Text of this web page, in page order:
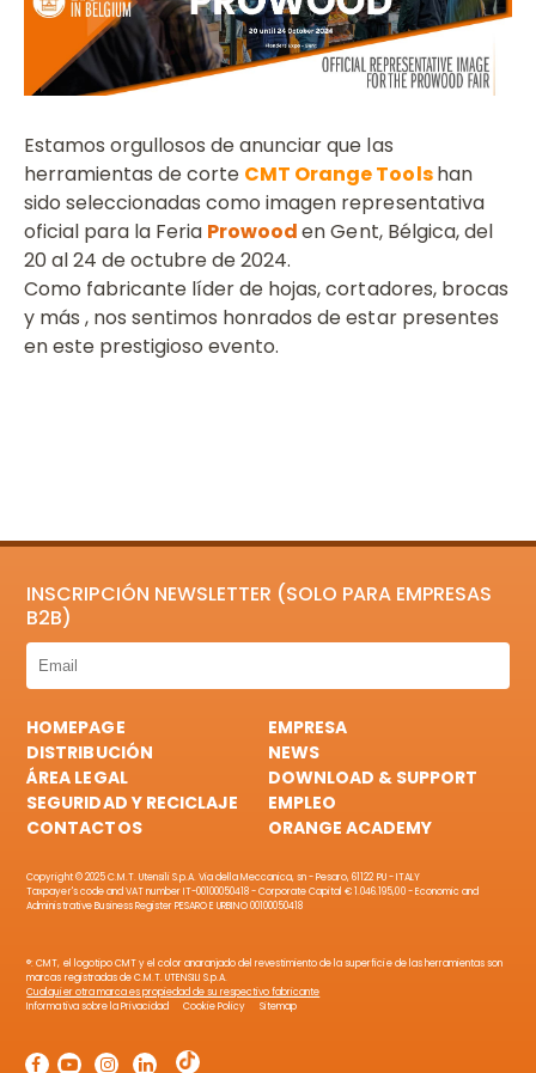
Estamos orgullosos de anunciar que las
herramientas de corte CMT Orange Toolshan
sido seleccionadas como imagen representativa
oficial para la Feria Prowooden Gent, Bélgica, del
20 al 24 de octubre de 2024.
Como fabricante líder de hojas, cortadores, brocas
y más , nos sentimos honrados de estar presentes
en este prestigioso evento.
INSCRIPCIÓN NEWSLETTER (SOLO PARA EMPRESAS
B2B)
HOMEPAGE
EMPRESA
DISTRIBUCIÓN
NEWS
ÁREA LEGAL
DOWNLOAD & SUPPORT
SEGURIDAD Y RECICLAJE
EMPLEO
CONTACTOS
ORANGE ACADEMY
Copyright © 2025 C.M.T. Utensili S.p.A. Via della Meccanica, sn - Pesaro, 61122 PU - ITALY
Taxpayer's code and VAT number IT-00100050418 - Corporate Capital € 1.046.195,00 - Economic and
Administrative Business Register PESARO E URBINO 00100050418
®: CMT, el logotipo CMT y el color anaranjado del revestimiento de la superficie de las herramientas son
marcas registradas de C.M.T. UTENSILI S.p.A.
Cualquier otra marca es propiedad de su respectivo fabricante
Informativa sobre la Privacidad
Cookie Policy Sitemap